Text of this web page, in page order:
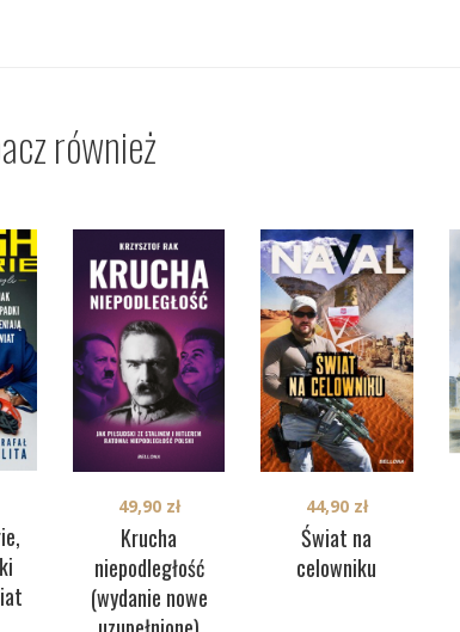
również
Krucha
niepodległość
(wydanie nowe
49,90 zł
Świat na
celowniku
44,90 zł